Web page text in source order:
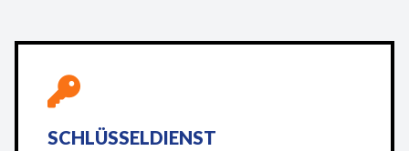
SCHLÜSSELDIENST